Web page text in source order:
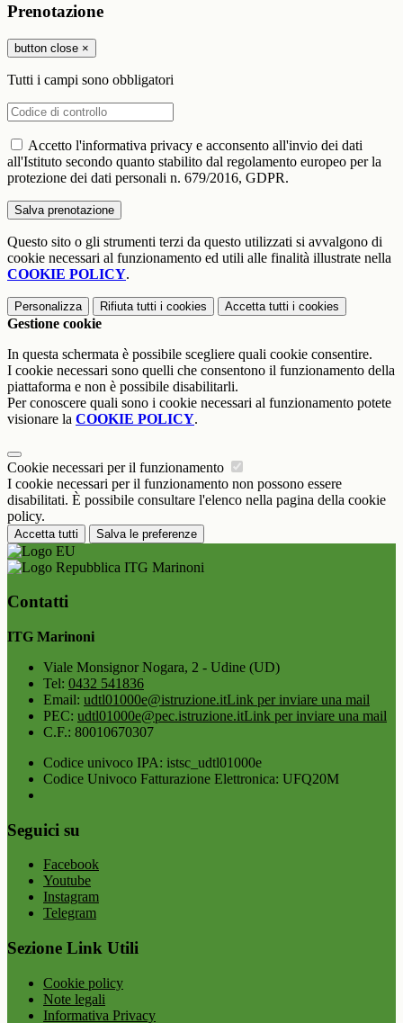
Prenotazione
button close ×
Tutti i campi sono obbligatori
Accetto l'informativa privacy e acconsento all'invio dei dati
all'Istituto secondo quanto stabilito dal regolamento europeo per la
protezione dei dati personali n. 679/2016, GDPR.
Questo sito o gli strumenti terzi da questo utilizzati si avvalgono di
cookie necessari al funzionamento ed utili alle finalità illustrate nella
COOKIE POLICY.
Personalizza Rifiuta tutti i cookies Accetta tutti i cookies
Gestione cookie
In questa schermata è possibile scegliere quali cookie consentire.
I cookie necessari sono quelli che consentono il funzionamento della
piattaforma e non è possibile disabilitarli.
Per conoscere quali sono i cookie necessari al funzionamento potete
visionare la COOKIE POLICY.
Cookie necessari per il funzionamento
I cookie necessari per il funzionamento non possono essere
disabilitati. È possibile consultare l'elenco nella pagina della cookie
policy.
Accetta tutti Salva le preferenze
ITG Marinoni
Contatti
ITG Marinoni
Viale Monsignor Nogara, 2 - Udine (UD)
Tel: 0432 541836
Email: udtl01000e@istruzione.itLink per inviare una mail
PEC: udtl01000e@pec.istruzione.itLink per inviare una mail
C.F.: 80010670307
Codice univoco IPA: istsc_udtl01000e
Codice Univoco Fatturazione Elettronica: UFQ20M
Seguici su
Facebook
Youtube
Instagram
Telegram
Sezione Link Utili
Cookie policy
Note legali
Informativa Privacy